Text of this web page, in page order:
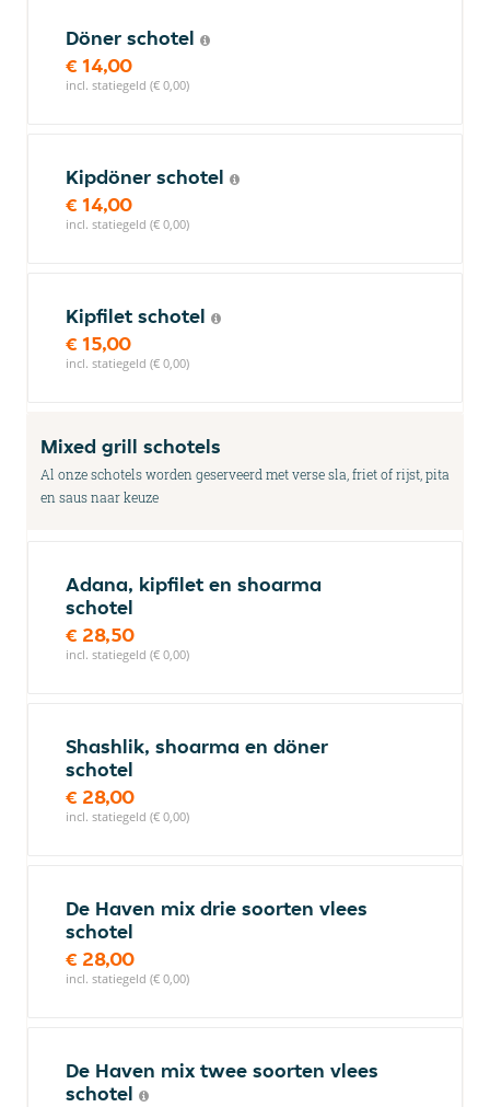
Döner schotel
€ 14,00
incl. statiegeld (€ 0,00)
Kipdöner schotel
€ 14,00
incl. statiegeld (€ 0,00)
Kipfilet schotel
€ 15,00
incl. statiegeld (€ 0,00)
Mixed grill schotels
Al onze schotels worden geserveerd met verse sla, friet of rijst, pita
en saus naar keuze
Adana, kipfilet en shoarma
schotel
€ 28,50
incl. statiegeld (€ 0,00)
Shashlik, shoarma en döner
schotel
€ 28,00
incl. statiegeld (€ 0,00)
De Haven mix drie soorten vlees
schotel
€ 28,00
incl. statiegeld (€ 0,00)
De Haven mix twee soorten vlees
schotel